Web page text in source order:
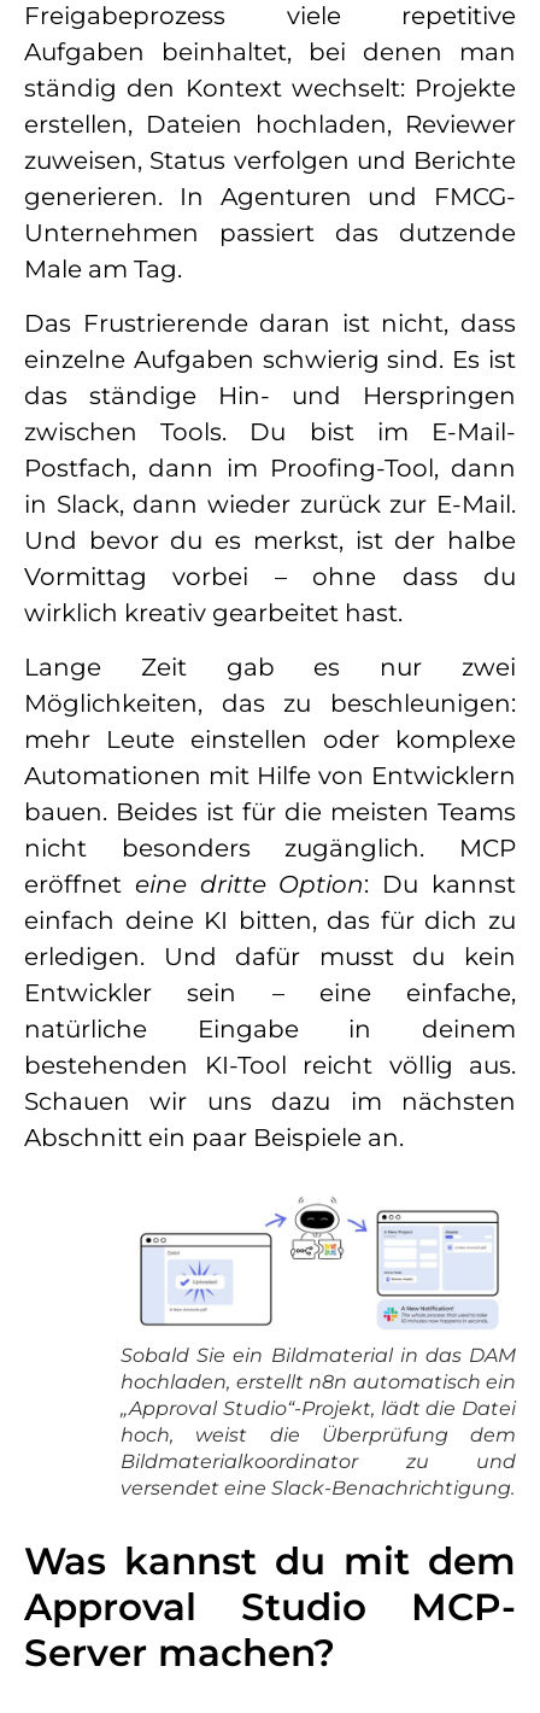
Freigabeprozess viele repetitive
Aufgaben beinhaltet, bei denen man
ständig den Kontext wechselt: Projekte
erstellen, Dateien hochladen, Reviewer
zuweisen, Status verfolgen und Berichte
generieren. In Agenturen und FMCG-
Unternehmen passiert das dutzende
Male am Tag.
Das Frustrierende daran ist nicht, dass
einzelne Aufgaben schwierig sind. Es ist
das ständige Hin- und Herspringen
zwischen Tools. Du bist im E-Mail-
Postfach, dann im Proofing-Tool, dann
in Slack, dann wieder zurück zur E-Mail.
Und bevor du es merkst, ist der halbe
Vormittag vorbei – ohne dass du
wirklich kreativ gearbeitet hast.
Lange Zeit gab es nur zwei
Möglichkeiten, das zu beschleunigen:
mehr Leute einstellen oder komplexe
Automationen mit Hilfe von Entwicklern
bauen. Beides ist für die meisten Teams
nicht besonders zugänglich. MCP
eröffnet eine dritte Option: Du kannst
einfach deine KI bitten, das für dich zu
erledigen. Und dafür musst du kein
Entwickler sein – eine einfache,
natürliche Eingabe in deinem
bestehenden KI-Tool reicht völlig aus.
Schauen wir uns dazu im nächsten
Abschnitt ein paar Beispiele an.
Sobald Sie ein Bildmaterial in das DAM
hochladen, erstellt n8n automatisch ein
„Approval Studio“-Projekt, lädt die Datei
hoch, weist die Überprüfung dem
Bildmaterialkoordinator zu und
versendet eine Slack-Benachrichtigung.
Was kannst du mit dem
Approval Studio MCP-
Server machen?